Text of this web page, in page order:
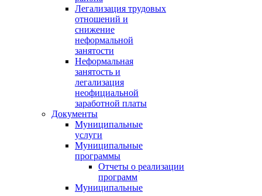
Легализация трудовых
отношений и
снижение
неформальной
занятости
Неформальная
занятость и
легализация
неофициальной
заработной платы
Документы
Муниципальные
услуги
Муниципальные
программы
Отчеты о реализации
программ
Муниципальные